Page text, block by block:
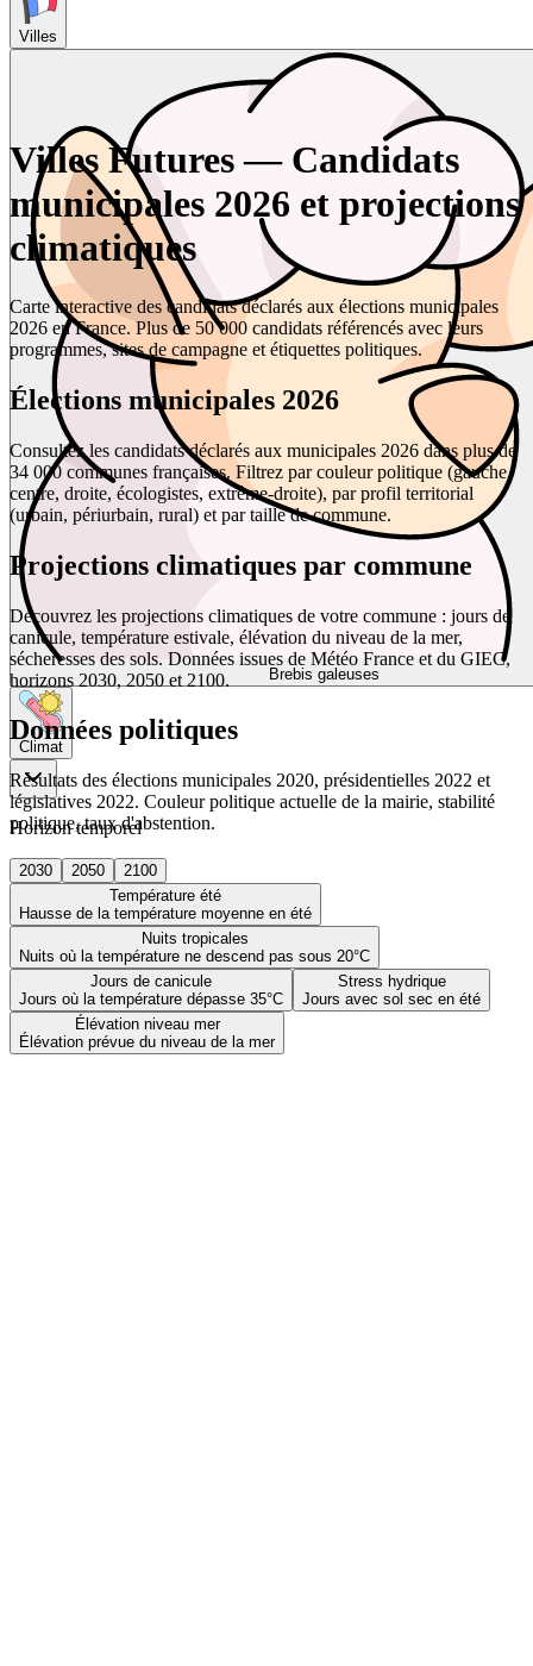
Villes
Brebis galeuses
Climat
Horizon temporel
2030 2050
2100
Température été
Hausse de la température moyenne en été
Nuits tropicales
Nuits où la température ne descend pas sous 20°C
Jours de canicule
Jours où la température dépasse 35°C
Stress hydrique
Jours avec sol sec en été
Élévation niveau mer
Élévation prévue du niveau de la mer
Villes Futures — Candidats
municipales 2026 et projections
climatiques
Carte interactive des candidats déclarés aux élections municipales
2026 en France. Plus de 50 000 candidats référencés avec leurs
programmes, sites de campagne et étiquettes politiques.
Élections municipales 2026
Consultez les candidats déclarés aux municipales 2026 dans plus de
34 000 communes françaises. Filtrez par couleur politique (gauche,
centre, droite, écologistes, extrême-droite), par profil territorial
(urbain, périurbain, rural) et par taille de commune.
Projections climatiques par commune
Découvrez les projections climatiques de votre commune : jours de
canicule, température estivale, élévation du niveau de la mer,
sécheresses des sols. Données issues de Météo France et du GIEC,
horizons 2030, 2050 et 2100.
Données politiques
Résultats des élections municipales 2020, présidentielles 2022 et
législatives 2022. Couleur politique actuelle de la mairie, stabilité
politique, taux d'abstention.